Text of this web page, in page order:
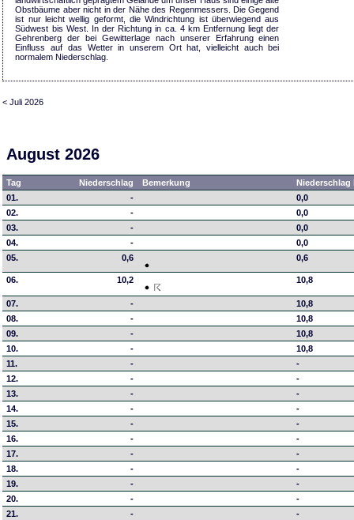
Obstbäume aber nicht in der Nähe des Regenmessers. Die Gegend
ist nur leicht wellig geformt, die Windrichtung ist überwiegend aus
Südwest bis West. In der Richtung in ca. 4 km Entfernung liegt der
Gehrenberg der bei Gewitterlage nach unserer Erfahrung einen
Einfluss auf das Wetter in unserem Ort hat, vielleicht auch bei
normalem Niederschlag.
< Juli 2026
August 2026
Tag Niederschlag Bemerkung
01.
-
0,0
02.
-
0,0
03.
-
0,0
04.
-
0,0
05.
0,6 0,6
06. 10,2 10,8
07. -
10,8
08.
-
10,8
09.
-
10,8
10.
-
10,8
11.
-
-
12.
-
-
13.
-
-
14.
-
-
15.
-
-
16.
-
-
17.
-
-
18.
-
-
19.
-
-
20.
-
-
21.
-
-